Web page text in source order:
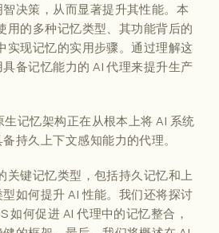
决策，从而显著提升其性能。本
用的多种记忆类型、其功能背后的
实现记忆的实用步骤。通过理解这
备记忆能力的 AI 代理来提升生产
记忆架构正在从根本上将 AI 系统
持久上下文感知能力的代理。
关键记忆类型，包括持久记忆和上
如何促进 AI 代理中的记忆整合，